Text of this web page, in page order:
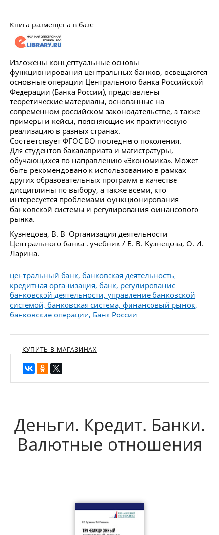
Книга размещена в базе
Изложены концептуальные основы
функционирования центральных банков, освещаются
основные операции Центрального банка Российской
Федерации (Банка России), представлены
теоретические материалы, основанные на
современном российском законодательстве, а также
примеры и кейсы, поясняющие их практическую
реализацию в разных странах.
Соответствует ФГОС ВО последнего поколения.
Для студентов бакалавриата и магистратуры,
обучающихся по направлению «Экономика». Может
быть рекомендовано к использованию в рамках
других образовательных программ в качестве
дисциплины по выбору, а также всеми, кто
интересуется проблемами функционирования
банковской системы и регулирования финансового
рынка.
Кузнецова, В. В. Организация деятельности
Центрального банка : учебник / В. В. Кузнецова, О. И.
Ларина.
центральный банк, банковская деятельность,
кредитная организация, банк, регулирование
банковской деятельности, управление банковской
системой, банковская система, финансовый рынок,
банковские операции, Банк России
КУПИТЬ В МАГАЗИНАХ
Деньги. Кредит. Банки.
Валютные отношения